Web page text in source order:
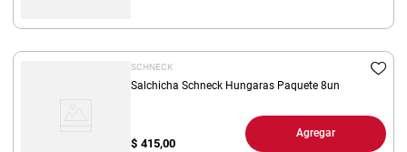
SCHNECK
Salchicha Schneck Hungaras Paquete 8un
$ 415,00
Agregar